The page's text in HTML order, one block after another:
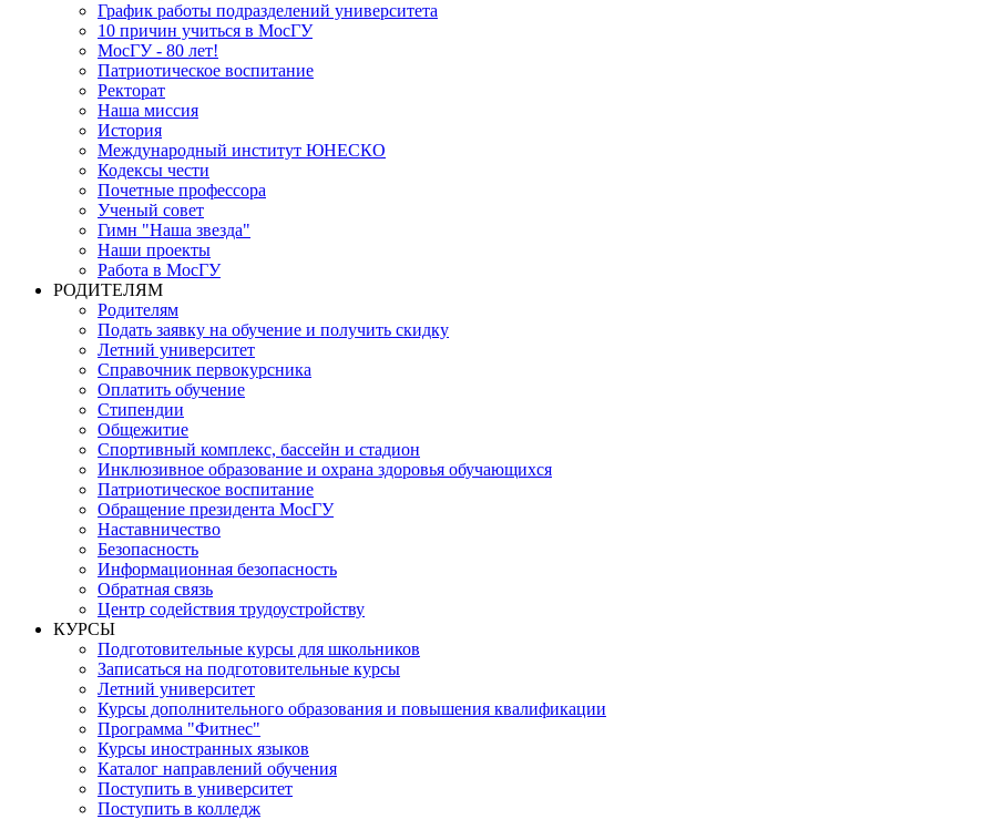
График работы подразделений университета
10 причин учиться в МосГУ
МосГУ - 80 лет!
Патриотическое воспитание
Ректорат
Наша миссия
История
Международный институт ЮНЕСКО
Кодексы чести
Почетные профессора
Ученый совет
Гимн "Наша звезда"
Наши проекты
Работа в МосГУ
РОДИТЕЛЯМ
Родителям
Подать заявку на обучение и получить скидку
Летний университет
Справочник первокурсника
Оплатить обучение
Стипендии
Общежитие
Спортивный комплекс, бассейн и стадион
Инклюзивное образование и охрана здоровья обучающихся
Патриотическое воспитание
Обращение президента МосГУ
Наставничество
Безопасность
Информационная безопасность
Обратная связь
Центр содействия трудоустройству
КУРСЫ
Подготовительные курсы для школьников
Записаться на подготовительные курсы
Летний университет
Курсы дополнительного образования и повышения квалификации
Программа "Фитнес"
Курсы иностранных языков
Каталог направлений обучения
Поступить в университет
Поступить в колледж